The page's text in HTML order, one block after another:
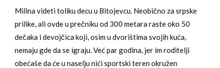
Milina videti toliku decu u Bitojevcu. Neobično za srpske
prilike, ali ovde u prečniku od 300 metara raste oko 50
dečaka i devojčica koji, osim u dvorištima svojih kuća,
nemaju gde da se igraju. Već par godina, jer im roditelji
obećaše da će u naselju nići sportski teren okružen